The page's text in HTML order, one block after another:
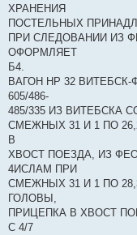
ХРАНЕНИЯ
ПОСТЕЛЬНЫХ
ПРИ СЛЕДОВАНИИ ИЗ
ОФОРМЛЯЕТ
Б4.
ВАГОН НР 32
605/486-
485/335 ИЗ ВИТЕБСКА
СМЕЖНЫХ 31 И 1 ПО
В
ХВОСТ ПОЕЗДА, ИЗ
4ИСЛАМ ПРИ
СМЕЖНЫХ 31 И 1 ПО
ГОЛОВЫ,
ПРИЦЕПКА В ХВОСТ
С 4/7